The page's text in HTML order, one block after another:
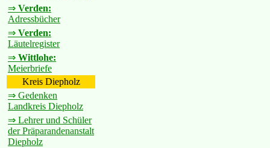
⇒ Verden:
Adressbücher
⇒ Verden:
Läutelregister
⇒ Wittlohe:
Meierbriefe
Kreis Diepholz
⇒ Gedenken
Landkreis Diepholz
⇒ Lehrer und Schüler
der Präparandenanstalt
Diepholz